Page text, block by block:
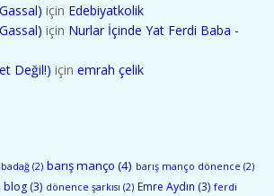
için Edebiyatkolik
için Nurlar İçinde Yat Ferdi Baba -
Değil!) için emrah çelik
(2) barış manço (4) barış manço dönence (2)
blog (3) dönence şarkısı (2) Emre Aydın (3) ferdi